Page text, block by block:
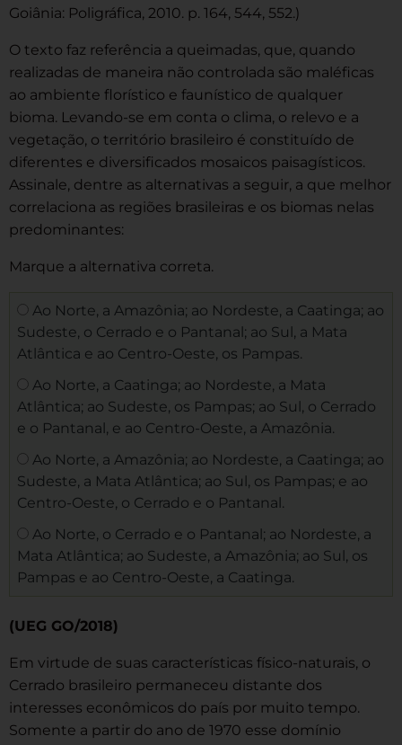
Goiânia: Poligráfica, 2010. p. 164, 544, 552.)
O texto faz referência a queimadas, que, quando
realizadas de maneira não controlada são maléficas
ao ambiente florístico e faunístico de qualquer
bioma. Levando-se em conta o clima, o relevo e a
vegetação, o território brasileiro é constituído de
diferentes e diversificados mosaicos paisagísticos.
Assinale, dentre as alternativas a seguir, a que melhor
correlaciona as regiões brasileiras e os biomas nelas
predominantes:
Marque a alternativa correta.
Ao Norte, a Amazônia; ao Nordeste, a Caatinga; ao
Sudeste, o Cerrado e o Pantanal; ao Sul, a Mata
Atlântica e ao Centro-Oeste, os Pampas.
Ao Norte, a Caatinga; ao Nordeste, a Mata
Atlântica; ao Sudeste, os Pampas; ao Sul, o Cerrado
e o Pantanal, e ao Centro-Oeste, a Amazônia.
Ao Norte, a Amazônia; ao Nordeste, a Caatinga; ao
Sudeste, a Mata Atlântica; ao Sul, os Pampas; e ao
Centro-Oeste, o Cerrado e o Pantanal.
Ao Norte, o Cerrado e o Pantanal; ao Nordeste, a
Mata Atlântica; ao Sudeste, a Amazônia; ao Sul, os
Pampas e ao Centro-Oeste, a Caatinga.
(UEG GO/2018)
Em virtude de suas características físico-naturais, o
Cerrado brasileiro permaneceu distante dos
interesses econômicos do país por muito tempo.
Somente a partir do ano de 1970 esse domínio